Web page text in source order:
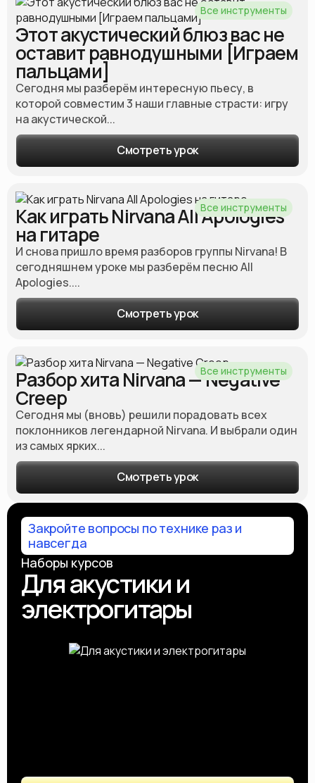
Все инструменты
Этот акустический блюз вас не
оставит равнодушными [Играем
пальцами]
Сегодня мы разберём интересную пьесу, в
которой совместим 3 наши главные страсти: игру
на акустической...
Смотреть урок
Все инструменты
Как играть Nirvana All Apologies
на гитаре
И снова пришло время разборов группы Nirvana! В
сегодняшнем уроке мы разберём песню All
Apologies....
Смотреть урок
Все инструменты
Разбор хита Nirvana — Negative
Creep
Сегодня мы (вновь) решили порадовать всех
поклонников легендарной Nirvana. И выбрали один
из самых ярких...
Смотреть урок
Закройте вопросы по технике раз и
навсегда
Наборы курсов
Для акустики и
электрогитары